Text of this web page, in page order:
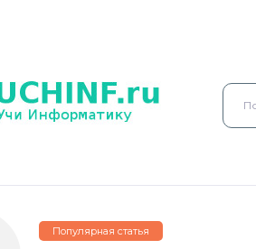
Популярная статья